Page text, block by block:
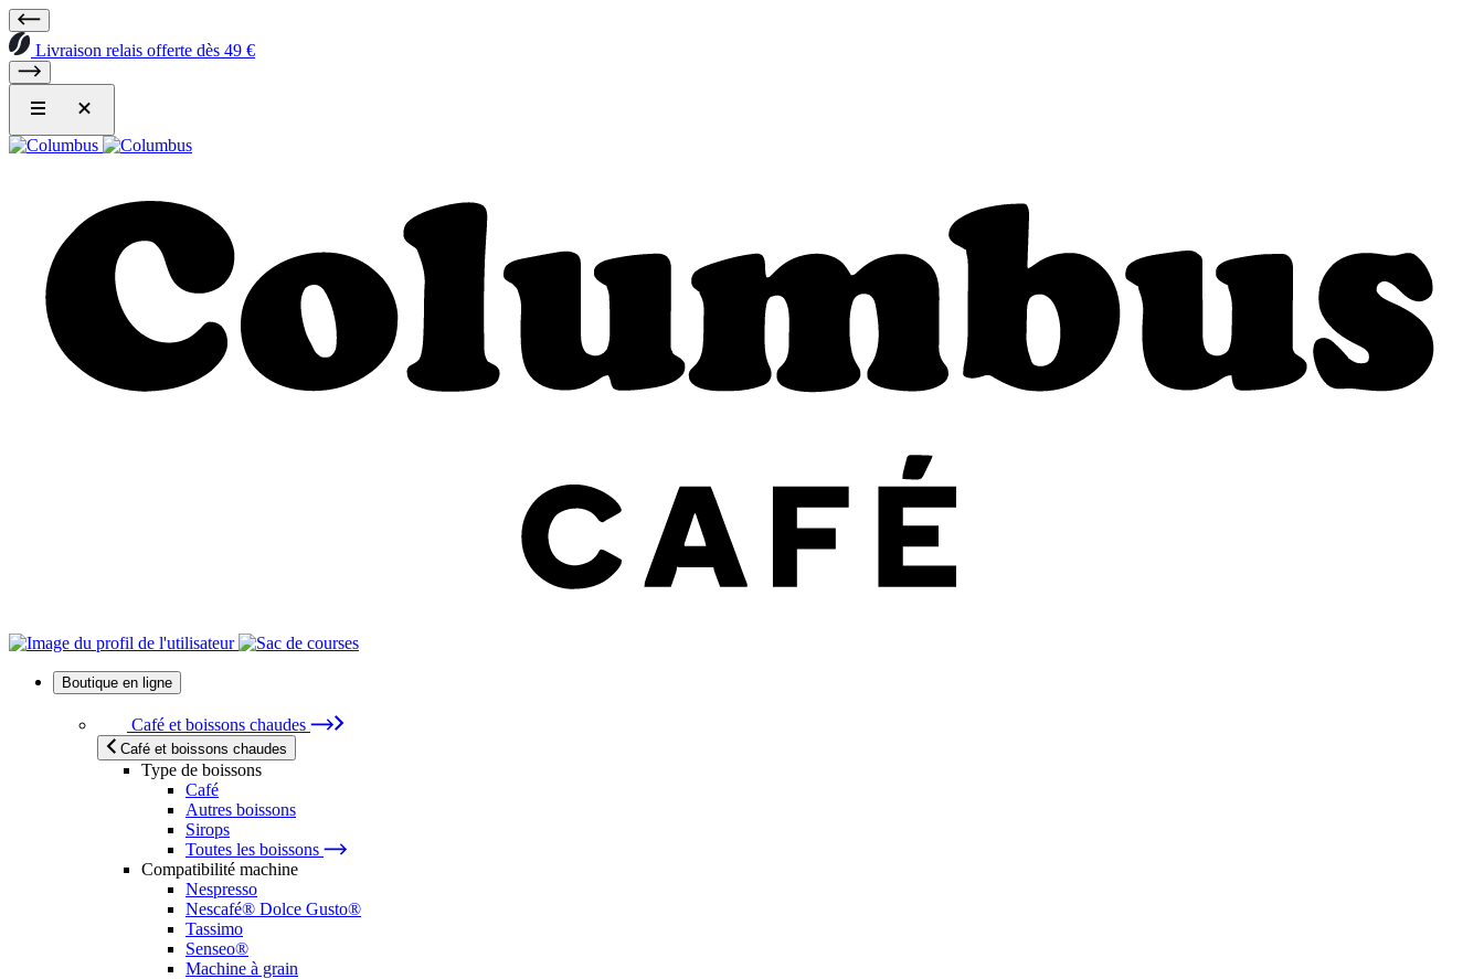
Livraison relais offerte dès 49 €
Boutique en ligne
Café et boissons chaudes
Café et boissons chaudes
Type de boissons
Café
Autres boissons
Sirops
Toutes les boissons
Compatibilité machine
Nespresso
Nescafé® Dolce Gusto®
Tassimo
Senseo®
Machine à grain